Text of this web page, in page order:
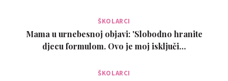
ŠKOLARCI
Mama u urnebesnoj objavi: 'Slobodno hranite
djecu formulom. Ovo je moj isključi…
ŠKOLARCI